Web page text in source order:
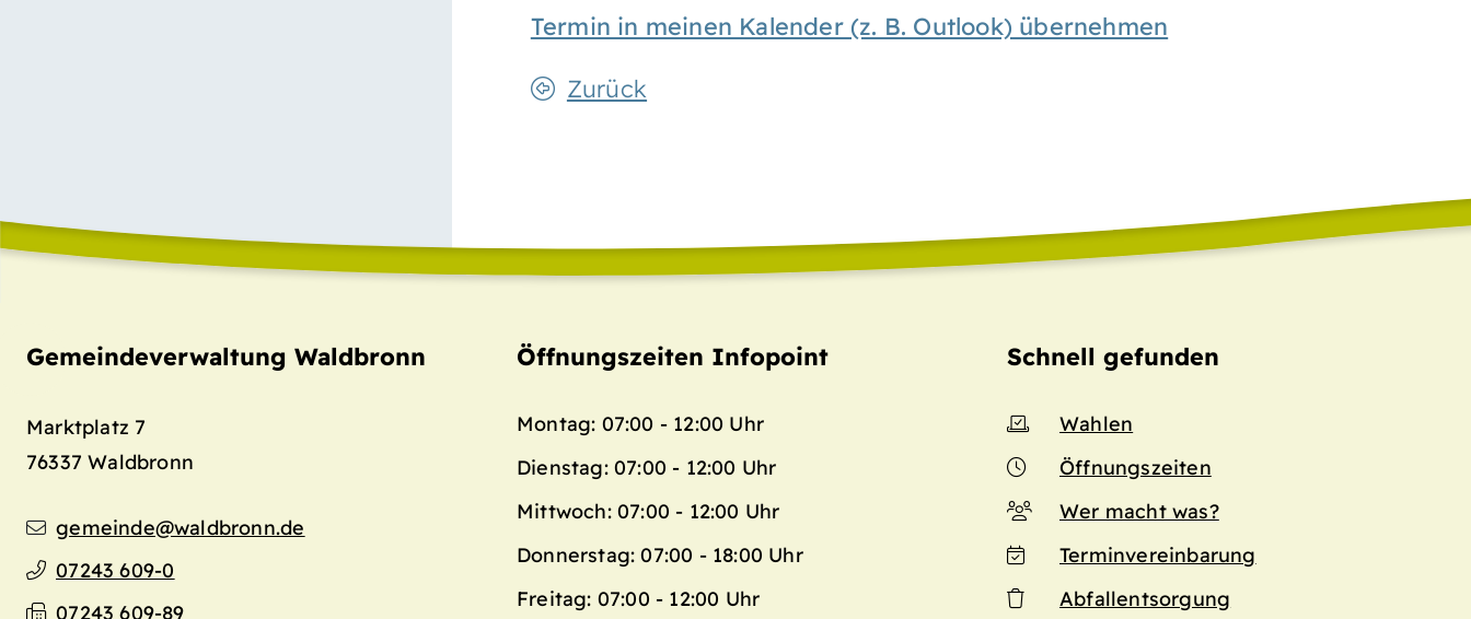
Termin in meinen Kalender (z. B. Outlook) übernehmen
Zurück
Gemeindeverwaltung Waldbronn
Marktplatz 7
76337 Waldbronn
gemeinde@waldbronn.de
07243 609-0
07243 609-89
Öffnungszeiten Infopoint
Montag: 07:00 - 12:00 Uhr
Dienstag: 07:00 - 12:00 Uhr
Mittwoch: 07:00 - 12:00 Uhr
Donnerstag: 07:00 - 18:00 Uhr
Freitag: 07:00 - 12:00 Uhr
Schnell gefunden
Wahlen
Öffnungszeiten
Wer macht was?
Terminvereinbarung
Abfallentsorgung